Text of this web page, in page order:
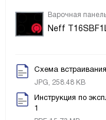
Варочная
Neff
Схема встраивания
JPG, 258.48 KB
Инструкция по
1